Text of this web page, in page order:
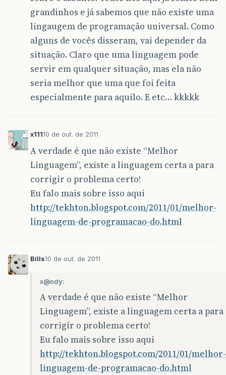
grandinhos e já sabemos que não existe uma
lingaugem de programação universal. Como
alguns de vocês disseram, vai depender da
situação. Claro que uma linguagem pode
servir em qualquer situação, mas ela não
seria melhor que uma que foi feita
especialmente para aquilo. E etc… kkkkk
x11110 de out. de 2011
A verdade é que não existe “Melhor
Linguagem”, existe a linguagem certa a para
corrigir o problema certo!
Eu falo mais sobre isso aqui
http://tekhton.blogspot.com/2011/01/melhor-
linguagem-de-programacao-do.html
Bills10 de out. de 2011
x@ndy:
A verdade é que não existe “Melhor
Linguagem”, existe a linguagem certa a para
corrigir o problema certo!
Eu falo mais sobre isso aqui
http://tekhton.blogspot.com/2011/01/melhor-
linguagem-de-programacao-do.html